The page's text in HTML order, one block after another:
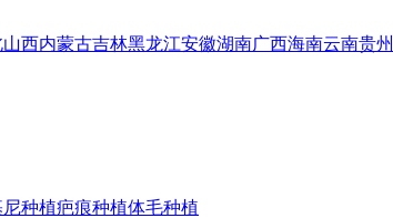
山西内蒙古吉林黑龙江安徽湖南广西海南云南贵州
尼种植疤痕种植体毛种植